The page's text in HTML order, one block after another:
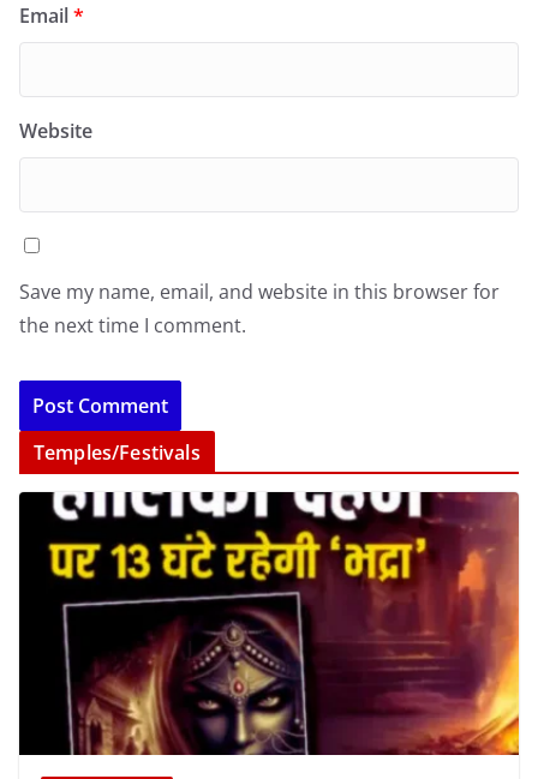
Email*
Website
Save my name, email, and website in this browser for
the next time I comment.
Temples/Festivals